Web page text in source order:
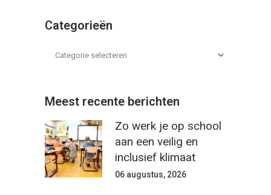
Categorieën
Meest recente berichten
Zo werk je op school
aan een veilig en
inclusief klimaat
06 augustus, 2026